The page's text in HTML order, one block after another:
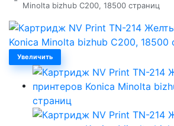
Minolta bizhub C200, 18500 страниц
Увеличить